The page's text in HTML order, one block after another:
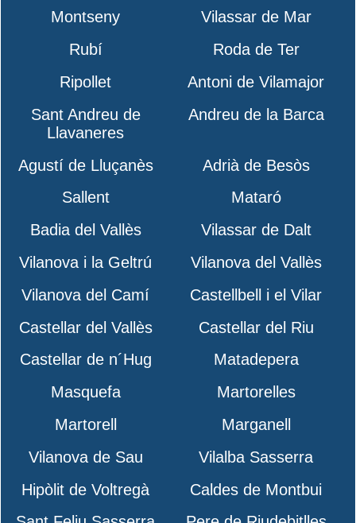
Montseny
Vilassar de Mar
Rubí
Roda de Ter
Ripollet
Antoni de Vilamajor
Sant Andreu de
Llavaneres
Andreu de la Barca
Agustí de Lluçanès
Adrià de Besòs
Sallent
Mataró
Badia del Vallès
Vilassar de Dalt
Vilanova i la Geltrú
Vilanova del Vallès
Vilanova del Camí
Castellbell i el Vilar
Castellar del Vallès
Castellar del Riu
Castellar de n´Hug
Matadepera
Masquefa
Martorelles
Martorell
Marganell
Vilanova de Sau
Vilalba Sasserra
Hipòlit de Voltregà
Caldes de Montbui